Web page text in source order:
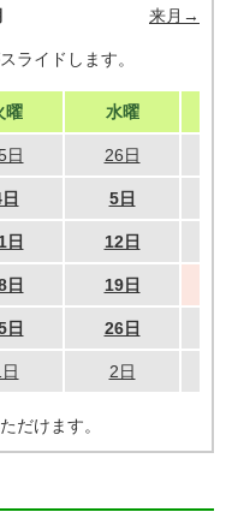
来月→
ライドします。
曜 水曜
日 26日
5日
日 12日
日 19日
日 26日
2日
だけます。